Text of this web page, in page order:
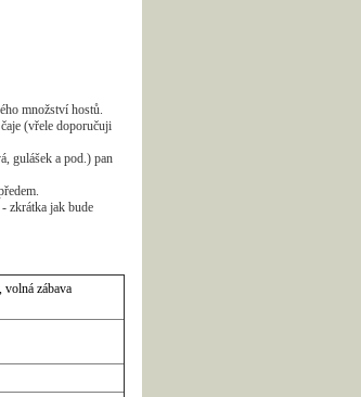
množství hostů.
(vřele doporučuji
gulášek a pod.) pan
zkrátka jak bude
volná zábava